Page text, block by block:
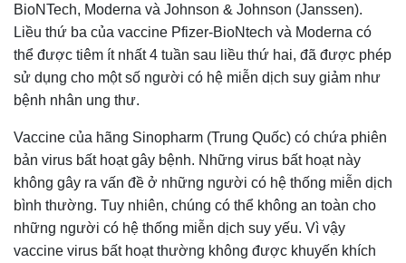
BioNTech, Moderna và Johnson & Johnson (Janssen).
Liều thứ ba của vaccine Pfizer-BioNtech và Moderna có
thể được tiêm ít nhất 4 tuần sau liều thứ hai, đã được phép
sử dụng cho một số người có hệ miễn dịch suy giảm như
bệnh nhân ung thư.
Vaccine của hãng Sinopharm (Trung Quốc) có chứa phiên
bản virus bất hoạt gây bệnh. Những virus bất hoạt này
không gây ra vấn đề ở những người có hệ thống miễn dịch
bình thường. Tuy nhiên, chúng có thể không an toàn cho
những người có hệ thống miễn dịch suy yếu. Vì vậy
vaccine virus bất hoạt thường không được khuyến khích